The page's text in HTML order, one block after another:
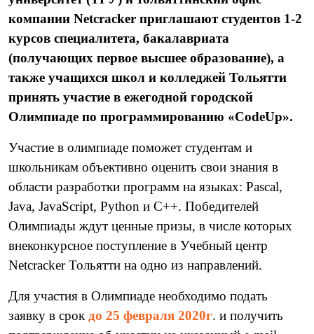
компании Netcracker приглашают студентов 1-2
курсов специалитета, бакалавриата
(получающих первое высшее образование), а
также учащихся школ и колледжей Тольятти
принять участие в ежегодной городской
Олимпиаде по программированию «CodeUp».
Участие в олимпиаде поможет студентам и
школьникам объективно оценить свои знания в
области разработки программ на языках: Pascal,
Java, JavaScript, Python и С++. Победителей
Олимпиады ждут ценные призы, в числе которых
внеконкурсное поступление в Учебный центр
Netcracker Тольятти на одно из направлений.
Для участия в Олимпиаде необходимо подать
заявку в срок до 25 февраля 2020г. и получить